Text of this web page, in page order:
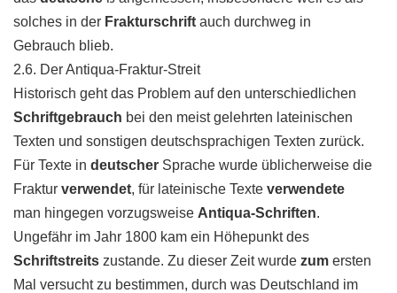
solches in der Frakturschrift auch durchweg in
Gebrauch blieb.
2.6. Der Antiqua-Fraktur-Streit
Historisch geht das Problem auf den unterschiedlichen
Schriftgebrauch bei den meist gelehrten lateinischen
Texten und sonstigen deutschsprachigen Texten zurück.
Für Texte in deutscher Sprache wurde üblicherweise die
Fraktur verwendet, für lateinische Texte verwendete
man hingegen vorzugsweise Antiqua-Schriften.
Ungefähr im Jahr 1800 kam ein Höhepunkt des
Schriftstreits zustande. Zu dieser Zeit wurde zum ersten
Mal versucht zu bestimmen, durch was Deutschland im